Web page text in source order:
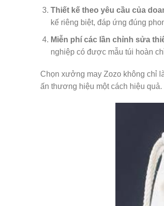
Thiết kế theo yêu cầu của
kế riêng biệt, đáp ứng đúng
Miễn phí các lần chỉnh sửa
nghiệp có được mẫu túi hoàn
Chọn xưởng may Zozo không chỉ
ấn thương hiệu một cách hiệu quả.